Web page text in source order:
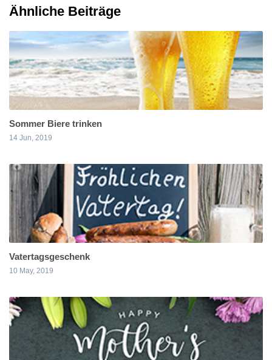
Ähnliche Beiträge
Sommer Biere trinken
14 Jun, 2019
Vatertagsgeschenk
10 May, 2019